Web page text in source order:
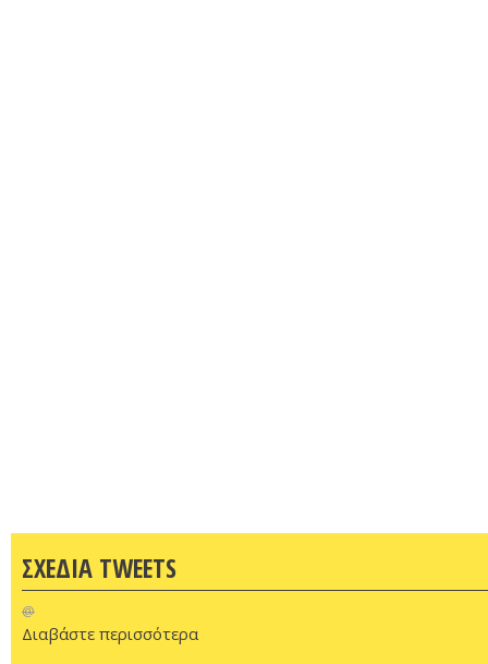
ΣΧΕΔΙΑ TWEETS
@
Διαβάστε περισσότερα